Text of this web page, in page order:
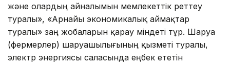
және олардың айналымын мемлекеттік реттеу
туралы», «Арнайы экономикалық аймақтар
туралы» заң жобаларын қарау міндеті тұр. Шаруа
(фермерлер) шаруашылығының қызметі туралы,
электр энергиясы саласында еңбек ететін